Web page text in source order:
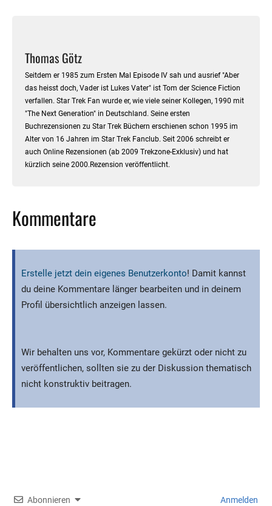
Thomas Götz
Seitdem er 1985 zum Ersten Mal Episode IV sah und ausrief "Aber
das heisst doch, Vader ist Lukes Vater" ist Tom der Science Fiction
verfallen. Star Trek Fan wurde er, wie viele seiner Kollegen, 1990 mit
"The Next Generation" in Deutschland. Seine ersten
Buchrezensionen zu Star Trek Büchern erschienen schon 1995 im
Alter von 16 Jahren im Star Trek Fanclub. Seit 2006 schreibt er
auch Online Rezensionen (ab 2009 Trekzone-Exklusiv) und hat
kürzlich seine 2000.Rezension veröffentlicht.
Kommentare
Erstelle jetzt dein eigenes Benutzerkonto! Damit kannst
du deine Kommentare länger bearbeiten und in deinem
Profil übersichtlich anzeigen lassen.
Wir behalten uns vor, Kommentare gekürzt oder nicht zu
veröffentlichen, sollten sie zu der Diskussion thematisch
nicht konstruktiv beitragen.
Abonnieren Anmelden